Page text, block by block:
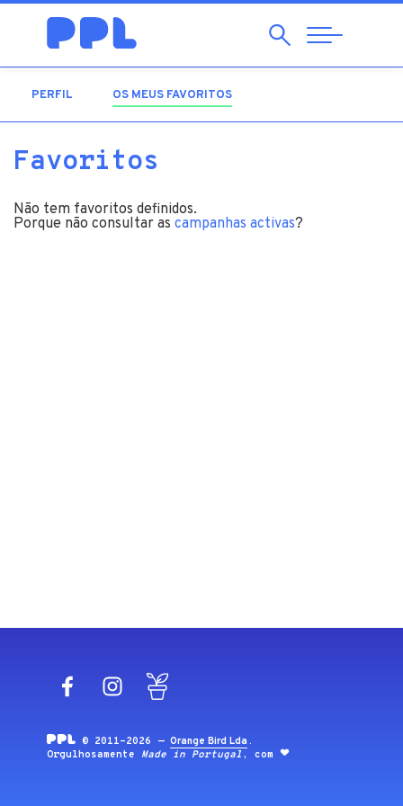
Pesquisar
Abrir
Navegação
PERFIL OS MEUS FAVORITOS
Favoritos
Não tem favoritos definidos.
Porque não consultar as campanhas activas?
FacebookInstagram
© 2011-2026 —Orange Bird Lda .
Orgulhosamente Made in Portugal , com